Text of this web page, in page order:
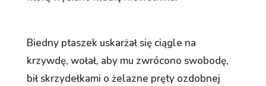
Biedny ptaszek uskarżał się ciągle na
krzywdę, wołał, aby mu zwrócono swobodę,
bił skrzydełkami o żelazne pręty ozdobnej